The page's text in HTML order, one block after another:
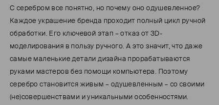
С серебром все понятно, но почему оно одушевленное?
Каждое украшение бренда проходит полный цикл ручной
обработки. Его ключевой этап – отказ от 3D-
моделирования в пользу ручного. А это значит, что даже
самые маленькие детали дизайна прорабатываются
руками мастеров без помощи компьютера. Поэтому
серебро становится живым – одушевленным – со своими
(не)совершенствами и уникальными особенностями.